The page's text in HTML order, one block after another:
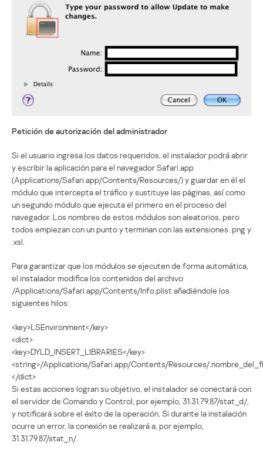
Petición de autorización del administrador
Si el usuario ingresa los datos requeridos, el instalador podrá abrir
y escribir la aplicación para el navegador Safari.app
(Applications/Safari.app/Contents/Resources/) y guardar en él el
módulo que intercepta el tráfico y sustituye las páginas, así como
un segundo módulo que ejecuta el primero en el proceso del
navegador. Los nombres de estos módulos son aleatorios, pero
todos empiezan con un punto y terminan con las extensiones .png y
.xsl.
Para garantizar que los módulos se ejecuten de forma automática,
el instalador modifica los contenidos del archivo
/Applications/Safari.app/Contents/Info.plist añadiéndole los
siguientes hilos:
<key>LSEnvironment</key>
<dict>
<key>DYLD_INSERT_LIBRARIES</key>
<string>/Applications/Safari.app/Contents/Resources/
</dict>
Si estas acciones logran su objetivo, el instalador se conectará con
el servidor de Comando y Control, por ejemplo, 31.31.79.87/stat_d/,
y notificará sobre el éxito de la operación. Si durante la instalación
ocurre un error, la conexión se realizará a, por ejemplo,
31.31.79.87/stat_n/.